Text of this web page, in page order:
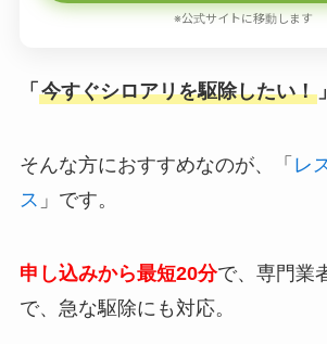
※公式サイトに移動します
「 今すぐシロアリを駆除したい！」
そんな方におすすめなのが、「 レ
ス 」です。
申し込みから最短20分で、専門業
で、急な駆除にも対応。